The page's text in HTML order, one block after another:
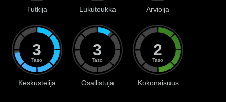
Tutkija Lukutoukka Arvioija
3
Taso
Keskustelija
3
Taso
Osallistuja
2
Taso
Kokonaisuus